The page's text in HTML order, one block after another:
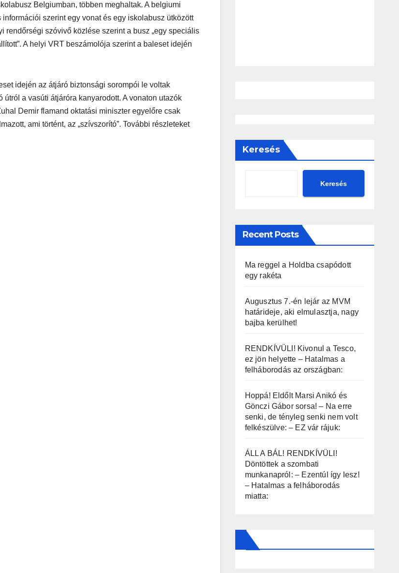
Belgiumban, többen meghaltak. A belgiumi
szerint egy vonat és egy iskolabusz ütközött
rendőrségi szóvivő közlése szerint a busz „egy speciális
A helyi VRT beszámolója szerint a baleset idején
idején az átjáró biztonsági sorompói le voltak
a vasúti átjáróra kanyarodott. A vonaton utazók
Demir flamand oktatási miniszter egyelőre csak
ami történt, az „szívszorító”. További részleteket
Keresés
Keresés
Recent Posts
Ma reggel a Holdba csapódott
egy rakéta
Augusztus 7.-én lejár az MVM
határideje, aki elmulasztja, nagy
bajba kerülhet!
RENDKÍVÜLI! Kivonul a Tesco,
ez jön helyette – Hatalmas a
felháborodás az országban:
Hoppá! Eldőlt Marsi Anikó és
Gönczi Gábor sorsa! – Na erre
senki, de tényleg senki nem volt
felkészülve: – EZ vár rájuk:
ÁLL A BÁL! RENDKÍVÜLI!
Döntöttek a szombati
munkanapról: – Ezentúl így lesz!
– Hatalmas a felháborodás
miatta: